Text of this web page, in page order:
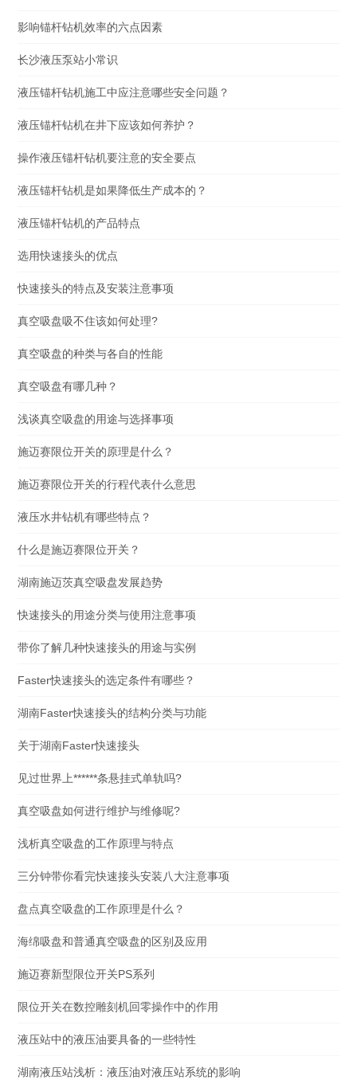
影响锚杆钻机效率的六点因素
长沙液压泵站小常识
液压锚杆钻机施工中应注意哪些安全问题？
液压锚杆钻机在井下应该如何养护？
操作液压锚杆钻机要注意的安全要点
液压锚杆钻机是如果降低生产成本的？
液压锚杆钻机的产品特点
选用快速接头的优点
快速接头的特点及安装注意事项
真空吸盘吸不住该如何处理?
真空吸盘的种类与各自的性能
真空吸盘有哪几种？
浅谈真空吸盘的用途与选择事项
施迈赛限位开关的原理是什么？
施迈赛限位开关的行程代表什么意思
液压水井钻机有哪些特点？
什么是施迈赛限位开关？
湖南施迈茨真空吸盘发展趋势
快速接头的用途分类与使用注意事项
带你了解几种快速接头的用途与实例
Faster快速接头的选定条件有哪些？
湖南Faster快速接头的结构分类与功能
关于湖南Faster快速接头
见过世界上******条悬挂式单轨吗?
真空吸盘如何进行维护与维修呢?
浅析真空吸盘的工作原理与特点
三分钟带你看完快速接头安装八大注意事项
盘点真空吸盘的工作原理是什么？
海绵吸盘和普通真空吸盘的区别及应用
施迈赛新型限位开关PS系列
限位开关在数控雕刻机回零操作中的作用
液压站中的液压油要具备的一些特性
湖南液压站浅析：液压油对液压站系统的影响